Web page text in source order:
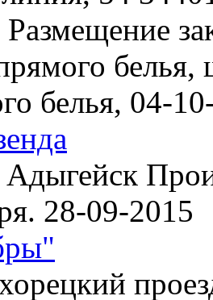
Размещение
белья, 04-
28-09-2015